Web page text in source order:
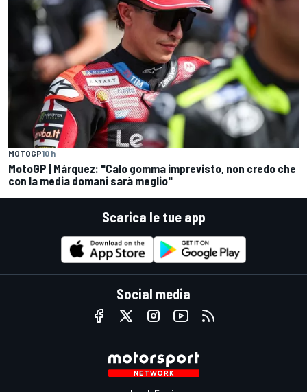
MOTOGP10 h
MotoGP | Márquez: "Calo gomma imprevisto, non credo che
con la media domani sarà meglio"
Scarica le tue app
Social media